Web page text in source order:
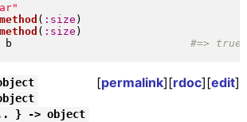
"
method ( :size )
method ( :size )
[permalink][rdoc][edit]
} -> object